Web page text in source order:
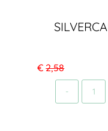
€ 2,58